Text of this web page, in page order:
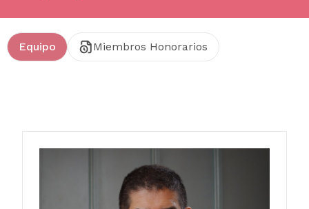
Equipo Miembros Honorarios